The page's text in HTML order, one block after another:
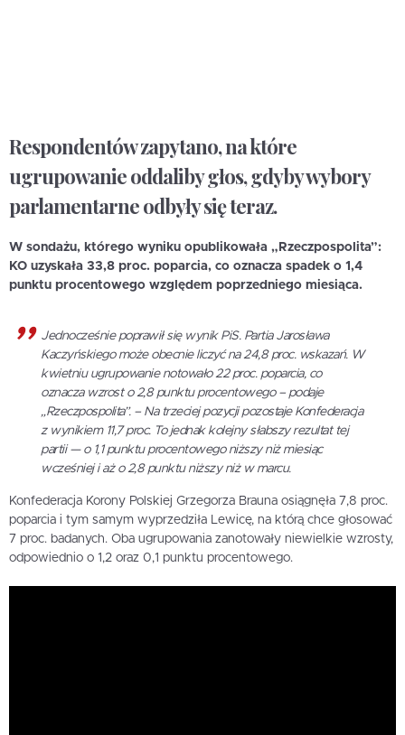
Respondentów zapytano, na które
ugrupowanie oddaliby głos, gdyby wybory
parlamentarne odbyły się teraz.
W sondażu, którego wyniku opublikowała „Rzeczpospolita”:
KO uzyskała 33,8 proc. poparcia, co oznacza spadek o 1,4
punktu procentowego względem poprzedniego miesiąca.
Jednocześnie poprawił się wynik PiS. Partia Jarosława
Kaczyńskiego może obecnie liczyć na 24,8 proc. wskazań. W
kwietniu ugrupowanie notowało 22 proc. poparcia, co
oznacza wzrost o 2,8 punktu procentowego – podaje
„Rzeczpospolita”. – Na trzeciej pozycji pozostaje Konfederacja
z wynikiem 11,7 proc. To jednak kolejny słabszy rezultat tej
partii — o 1,1 punktu procentowego niższy niż miesiąc
wcześniej i aż o 2,8 punktu niższy niż w marcu.
Konfederacja Korony Polskiej Grzegorza Brauna osiągnęła 7,8 proc.
poparcia i tym samym wyprzedziła Lewicę, na którą chce głosować
7 proc. badanych. Oba ugrupowania zanotowały niewielkie wzrosty,
odpowiednio o 1,2 oraz 0,1 punktu procentowego.